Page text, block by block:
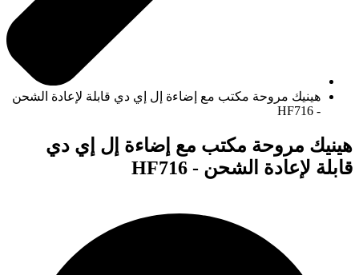
هينيك مروحة مكتب مع إضاءة إل إي دي قابلة لإعادة الشحن
- HF716
هينيك مروحة مكتب مع إضاءة إل إي دي
قابلة لإعادة الشحن - HF716